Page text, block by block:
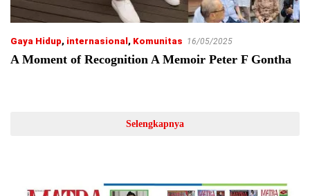
Gaya Hidup, internasional , Komunitas 16/05/2025
A Moment of Recognition A Memoir Peter F Gontha
Selengkapnya